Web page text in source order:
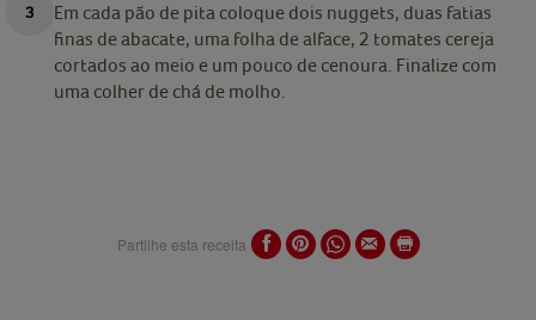
Em cada pão de pita coloque dois nuggets, duas fatias
finas de abacate, uma folha de alface, 2 tomates cereja
cortados ao meio e um pouco de cenoura. Finalize com
uma colher de chá de molho.
Partilhe esta receita